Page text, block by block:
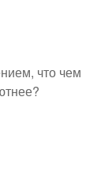
что чем